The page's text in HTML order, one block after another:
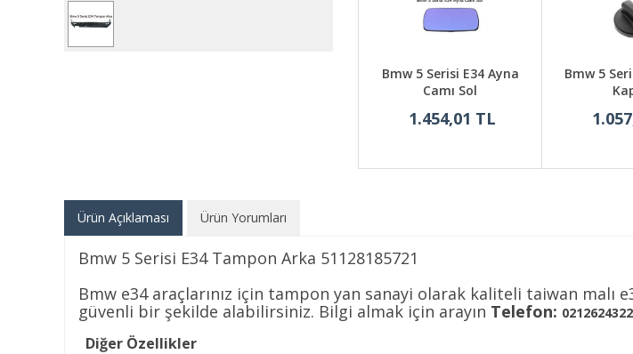
Bmw 5 Serisi E34 Ayna
Camı Sol
1.454,01 TL
Bmw 5
Ürün Açıklaması Ürün Yorumları
Bmw 5 Serisi E34 Tampon Arka 51128185721
Bmw e34 araçlarınız için tampon yan sanayi olarak kaliteli taiwan malı
güvenli bir şekilde alabilirsiniz. Bilgi almak için arayın Telefon:
Diğer Özellikler